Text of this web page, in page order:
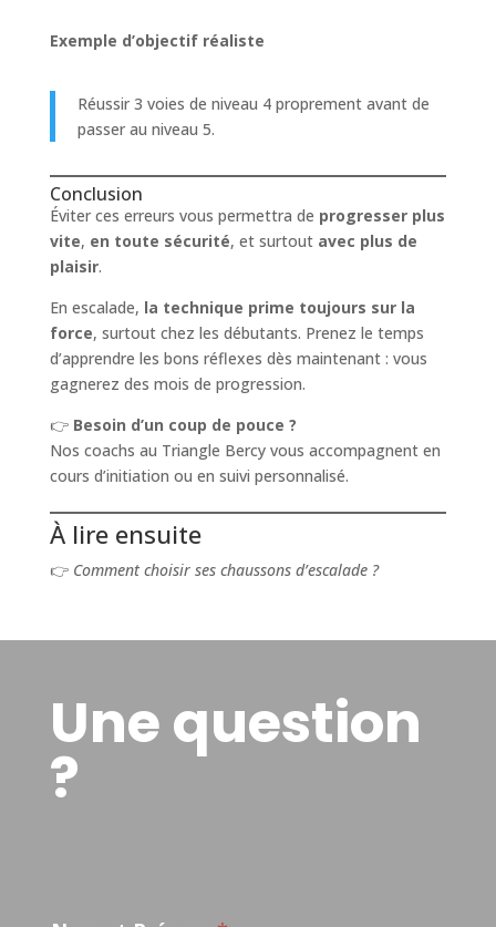
Exemple d’objectif réaliste
Réussir 3 voies de niveau 4 proprement avant de
passer au niveau 5.
Conclusion
Éviter ces erreurs vous permettra de progresser plus
vite, en toute sécurité, et surtout avec plus de
plaisir.
En escalade, la technique prime toujours sur la
force, surtout chez les débutants. Prenez le temps
d’apprendre les bons réflexes dès maintenant : vous
gagnerez des mois de progression.
👉 Besoin d’un coup de pouce ?
Nos coachs au Triangle Bercy vous accompagnent en
cours d’initiation ou en suivi personnalisé.
À lire ensuite
👉 Comment choisir ses chaussons d’escalade ?
Une question
?